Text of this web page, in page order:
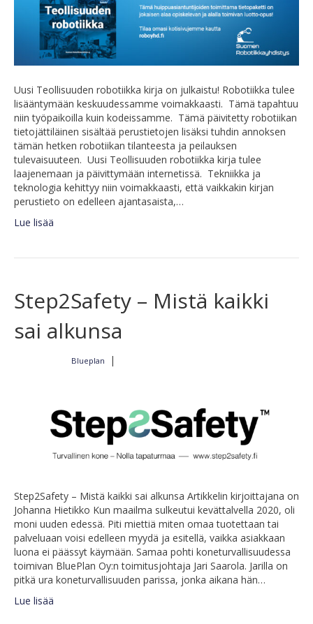
Uusi Teollisuuden robotiikka kirja on julkaistu! Robotiikka tulee
lisääntymään keskuudessamme voimakkaasti. Tämä tapahtuu
niin työpaikoilla kuin kodeissamme. Tämä päivitetty robotiikan
tietojättiläinen sisältää perustietojen lisäksi tuhdin annoksen
tämän hetken robotiikan tilanteesta ja peilauksen
tulevaisuuteen. Uusi Teollisuuden robotiikka kirja tulee
laajenemaan ja päivittymään internetissä. Tekniikka ja
teknologia kehittyy niin voimakkaasti, että vaikkakin kirjan
perustieto on edelleen ajantasaista,…
Lue lisää
Step2Safety – Mistä kaikki
sai alkunsa
Blueplan |
Step2Safety – Mistä kaikki sai alkunsa Artikkelin kirjoittajana on
Johanna Hietikko Kun maailma sulkeutui kevättalvella 2020, oli
moni uuden edessä. Piti miettiä miten omaa tuotettaan tai
palveluaan voisi edelleen myydä ja esitellä, vaikka asiakkaan
luona ei päässyt käymään. Samaa pohti koneturvallisuudessa
toimivan BluePlan Oy:n toimitusjohtaja Jari Saarola. Jarilla on
pitkä ura koneturvallisuuden parissa, jonka aikana hän…
Lue lisää